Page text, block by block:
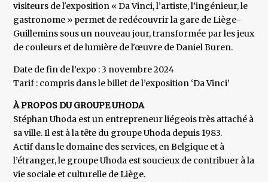
visiteurs de l'exposition « Da Vinci, l’artiste, l’ingénieur, le
gastronome » permet de redécouvrir la gare de Liège-
Guillemins sous un nouveau jour, transformée par les jeux
de couleurs et de lumière de l'œuvre de Daniel Buren.
Date de fin de l’expo : 3 novembre 2024
Tarif : compris dans le billet de l’exposition ‘Da Vinci’
À PROPOS DU GROUPE UHODA
Stéphan Uhoda est un entrepreneur liégeois très attaché à
sa ville. Il est à la tête du groupe Uhoda depuis 1983.
Actif dans le domaine des services, en Belgique et à
l’étranger, le groupe Uhoda est soucieux de contribuer à la
vie sociale et culturelle de Liège.